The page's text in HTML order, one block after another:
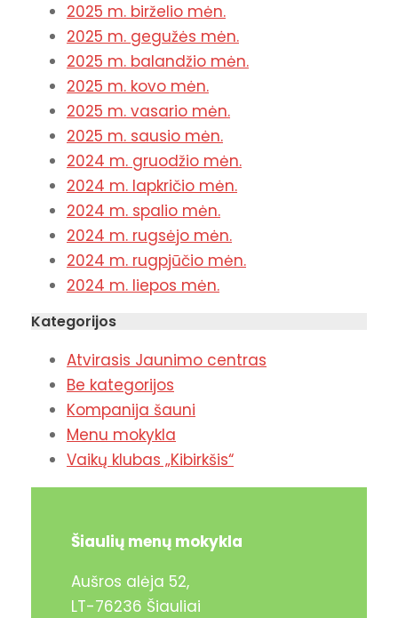
2025 m. birželio mėn.
2025 m. gegužės mėn.
2025 m. balandžio mėn.
2025 m. kovo mėn.
2025 m. vasario mėn.
2025 m. sausio mėn.
2024 m. gruodžio mėn.
2024 m. lapkričio mėn.
2024 m. spalio mėn.
2024 m. rugsėjo mėn.
2024 m. rugpjūčio mėn.
2024 m. liepos mėn.
Kategorijos
Atvirasis Jaunimo centras
Be kategorijos
Kompanija šauni
Menu mokykla
Vaikų klubas „Kibirkšis“
Šiaulių menų mokykla
Aušros alėja 52,
LT-76236 Šiauliai